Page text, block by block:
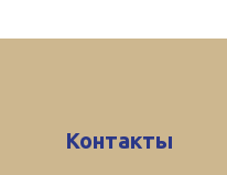
Контакты